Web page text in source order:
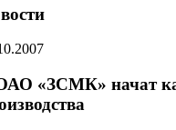
«ЗСМК» начат